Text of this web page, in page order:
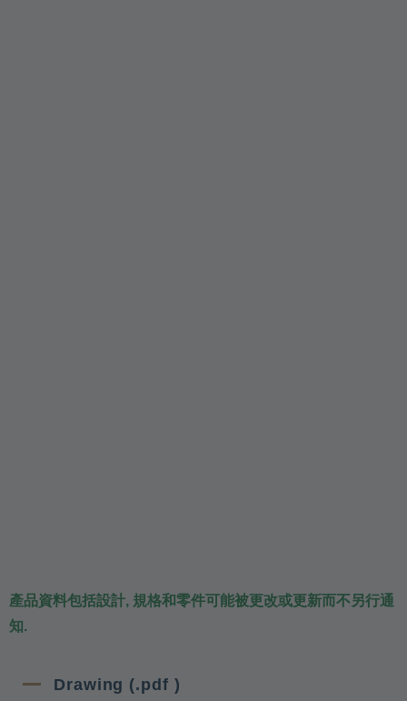
產品資料包括設計, 規格和零件可能被更改或更新而不另行通
知.
Drawing (.pdf )